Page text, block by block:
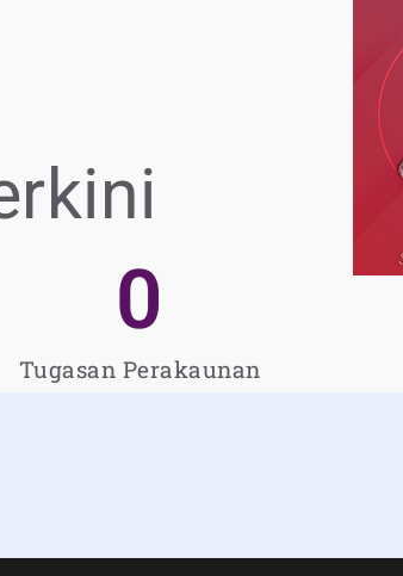
Tugasan Perakaunan
0